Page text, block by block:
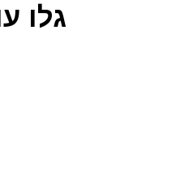
גלו